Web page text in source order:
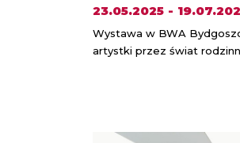
23.05.2025 -
Wystawa w BWA
artystki przez świat